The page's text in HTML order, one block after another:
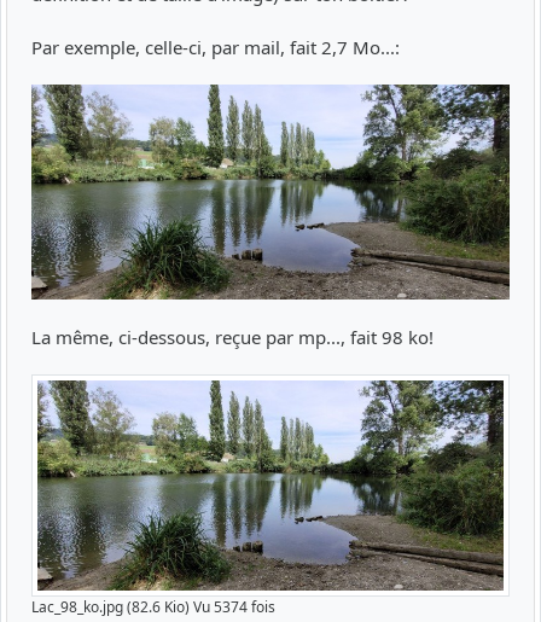
Par exemple, celle-ci, par mail, fait 2,7 Mo...:
La même, ci-dessous, reçue par mp..., fait 98 ko!
Lac_98_ko.jpg (82.6 Kio) Vu 5374 fois